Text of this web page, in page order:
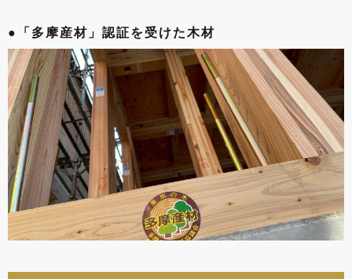
●「多摩産材」 認証を受けた木材